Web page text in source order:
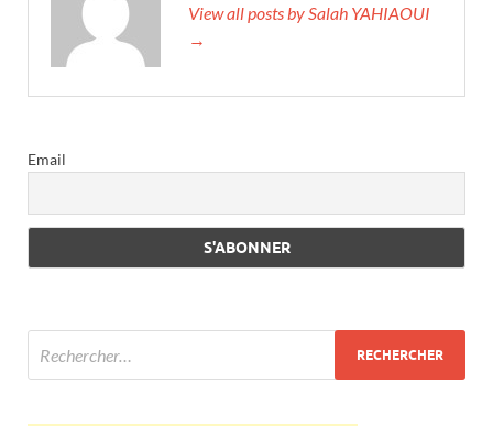
View all posts by Salah YAHIAOUI
→
Email